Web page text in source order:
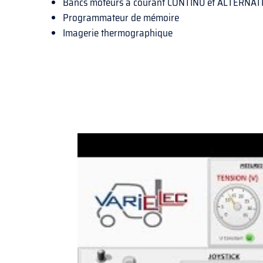
Programmateur de mémoire
Imagerie thermographique